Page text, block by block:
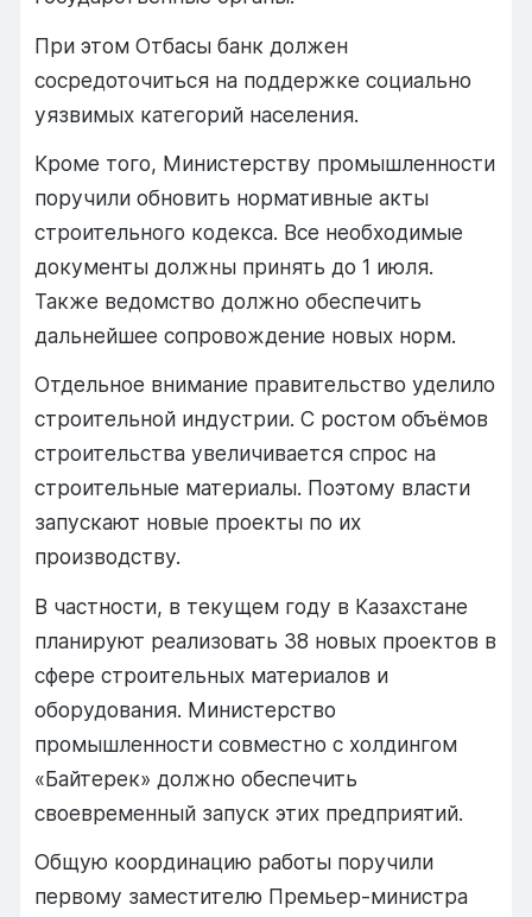
ПриэтомОтбасы банк должен
сосредоточиться на поддержкесоциально
уязвимых категорий населения.
Кроме того, Министерству промышленности
поручилиобновить нормативныеакты
строительного кодекса. Все необходимые
документыдолжны принятьдо1 июля.
Также ведомстводолжнообеспечить
дальнейшеесопровождение новых норм.
Отдельное внимание правительствоуделило
строительной индустрии.С ростомобъёмов
строительстваувеличиваетсяспрос на
строительные материалы. Поэтому власти
запускают новые проекты по их
производству.
В частности, в текущем году в Казахстане
планируют реализовать 38 новых проектов в
сферестроительных материалов и
оборудования. Министерство
промышленностисовместнос холдингом
«Байтерек»должнообеспечить
своевременный запускэтих предприятий.
Общую координацию работы поручили
первому заместителю Премьер-министра